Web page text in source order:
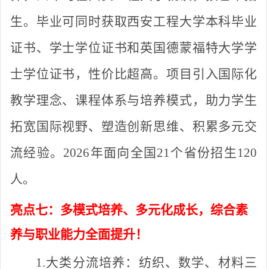
生。毕业可同时获取西安工程大学本科毕业
证书、学士学位证书和英国德蒙福特大学学
士学位证书，性价比超高。项目引入国际化
教学理念、课程体系与培养模式，助力学生
拓宽国际视野、塑造创新思维、积累多元交
流经验。 2026年面向全国21个省份招生120
人。
亮点七：多模式培养、多元化成长，综合素
养与职业能力全面提升！
1.大类分流培养： 纺织、数学、材料三